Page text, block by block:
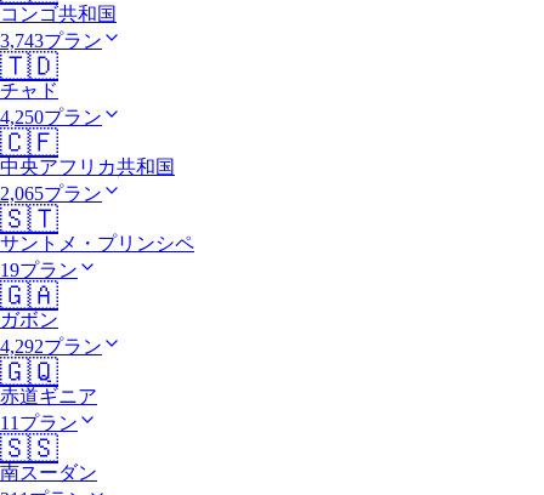
コンゴ共和国
3,743プラン
🇹🇩
チャド
4,250プラン
🇨🇫
中央アフリカ共和国
2,065プラン
🇸🇹
サントメ・プリンシペ
19プラン
🇬🇦
ガボン
4,292プラン
🇬🇶
赤道ギニア
11プラン
🇸🇸
南スーダン